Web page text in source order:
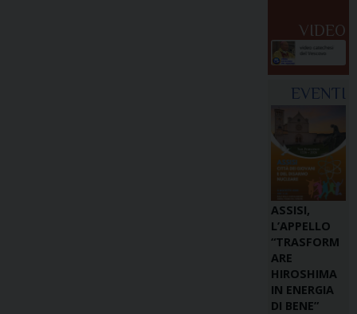
VIDEO
EVENTI
ASSISI,
L’APPELLO
“TRASFORM
ARE
HIROSHIMA
IN ENERGIA
DI BENE”